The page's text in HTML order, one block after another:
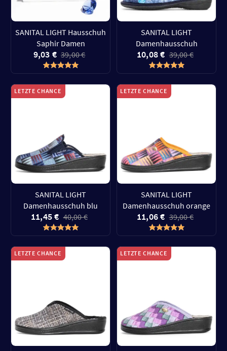
SANITAL LIGHT Hausschuh
Saphir Damen
9,03 € 39,00 €
SANITAL LIGHT
Damenhausschuh
10,08 € 39,00 €
LETZTE CHANCE
SANITAL LIGHT
Damenhausschuh blu
11,45 € 40,00 €
LETZTE CHANCE
SANITAL LIGHT
Damenhausschuh orange
11,06 € 39,00 €
LETZTE CHANCE LETZTE CHANCE